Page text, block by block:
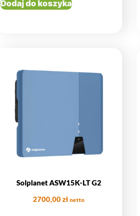
Dodaj do koszyka
Solplanet ASW15K-LT G2
2700,00zł netto